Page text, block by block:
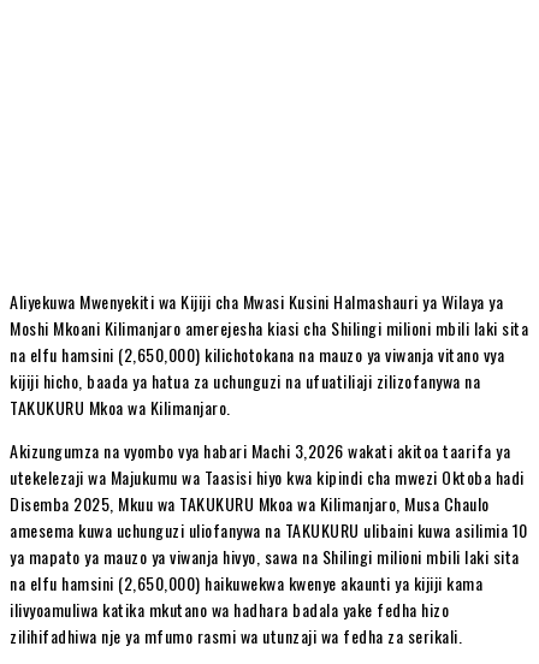
Aliyekuwa Mwenyekiti wa Kijiji cha Mwasi Kusini Halmashauri ya Wilaya ya
Moshi Mkoani Kilimanjaro amerejesha kiasi cha Shilingi milioni mbili laki sita
na elfu hamsini (2,650,000) kilichotokana na mauzo ya viwanja vitano vya
kijiji hicho, baada ya hatua za uchunguzi na ufuatiliaji zilizofanywa na
TAKUKURU Mkoa wa Kilimanjaro.
Akizungumza na vyombo vya habari Machi 3,2026 wakati akitoa taarifa ya
utekelezaji wa Majukumu wa Taasisi hiyo kwa kipindi cha mwezi Oktoba hadi
Disemba 2025, Mkuu wa TAKUKURU Mkoa wa Kilimanjaro, Musa Chaulo
amesema kuwa uchunguzi uliofanywa na TAKUKURU ulibaini kuwa asilimia 10
ya mapato ya mauzo ya viwanja hivyo, sawa na Shilingi milioni mbili laki sita
na elfu hamsini (2,650,000) haikuwekwa kwenye akaunti ya kijiji kama
ilivyoamuliwa katika mkutano wa hadhara badala yake fedha hizo
zilihifadhiwa nje ya mfumo rasmi wa utunzaji wa fedha za serikali.